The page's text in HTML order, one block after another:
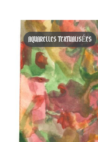
AQUARELLES TEXTUALISÉES